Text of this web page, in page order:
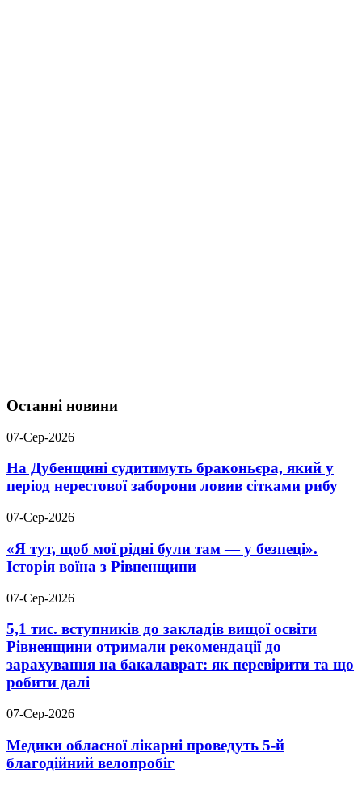
Останні новини
07-Сер-2026
На Дубенщині судитимуть браконьєра, який у
період нерестової заборони ловив сітками рибу
07-Сер-2026
«Я тут, щоб мої рідні були там — у безпеці».
Історія воїна з Рівненщини
07-Сер-2026
5,1 тис. вступників до закладів вищої освіти
Рівненщини отримали рекомендації до
зарахування на бакалаврат: як перевірити та що
робити далі
07-Сер-2026
Медики обласної лікарні проведуть 5-й
благодійний велопробіг